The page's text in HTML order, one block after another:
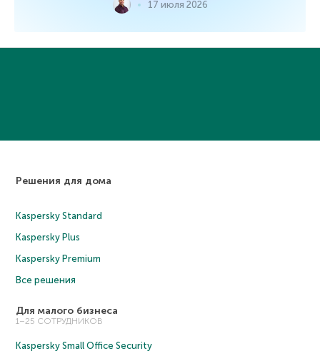
17 июля 2026
Решения для дома
Kaspersky Standard
Kaspersky Plus
Kaspersky Premium
Все решения
Для малого бизнеса
1–25 СОТРУДНИКОВ
Kaspersky Small Office Security